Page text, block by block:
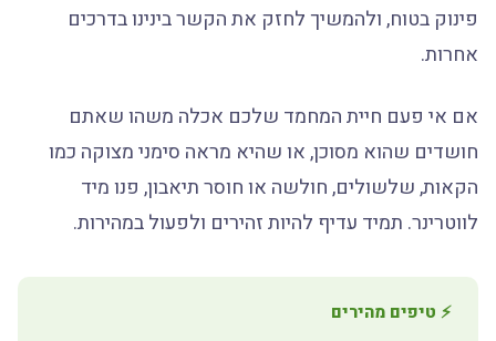
פינוק בטוח, ולהמשיך לחזק את הקשר בינינו בדרכים
אחרות.
אם אי פעם חיית המחמד שלכם אכלה משהו שאתם
חושדים שהוא מסוכן, או שהיא מראה סימני מצוקה כמו
הקאות, שלשולים, חולשה או חוסר תיאבון, פנו מיד
לווטרינר. תמיד עדיף להיות זהירים ולפעול במהירות.
⚡ טיפים מהירים